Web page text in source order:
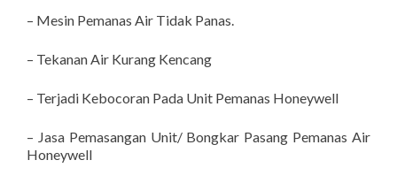
– Mesin Pemanas Air Tidak Panas.
– Tekanan Air Kurang Kencang
– Terjadi Kebocoran Pada Unit Pemanas Honeywell
– Jasa Pemasangan Unit/ Bongkar Pasang Pemanas Air
Honeywell